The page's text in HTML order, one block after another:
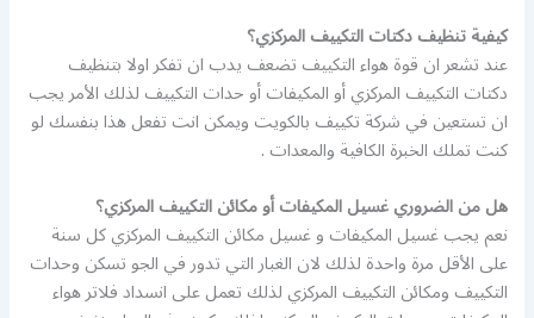
كيفية تنظيف دكتات التكييف المركزي؟
عند تشعر ان قوة هواء التكييف تضعف يدب ان تفكر اولا بتنظيف
دكتات التكييف المركزي أو المكيفات أو حدات التكييف لذلك الأمر يجب
ان تستعين في شركة تكييف بالكويت ويمكن انت تفعل هذا بنفسك لو
كنت تملك الخبرة الكافية والمعدات .
هل من الضروري غسيل المكيفات أو مكائن التكييف المركزي؟
نعم يجب غسيل المكيفات و غسيل مكائن التكييف المركزي كل سنة
على الأقل مرة واحدة لذلك لان الغبار التي تدور في الجو تسكن وحدات
التكييف ومكائن التكييف المركزي لذلك تعمل على انسداد فلاتر هواء